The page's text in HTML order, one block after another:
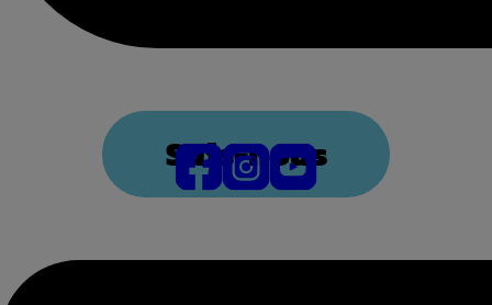
Suis-nous